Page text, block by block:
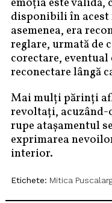
disponibili în acest
asemenea, era
reglare, urmată de
corectare, eventual
reconectare lângă
Mai mulți părinți
revoltați, acuzând-
rupe atașamentul
exprimarea
interior.
Etichete: Mitica